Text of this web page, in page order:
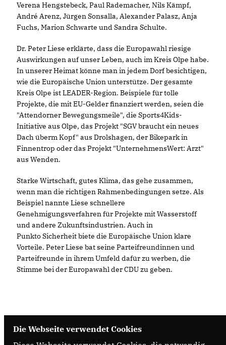
Verena Hengstebeck, Paul Rademacher, Nils Kämpf,
André Arenz, Jürgen Sonsalla, Alexander Palasz, Anja
Fuchs, Marion Schwarte und Sandra Schulte.
Dr. Peter Liese erklärte, dass die Europawahl riesige
Auswirkungen auf unser Leben, auch im Kreis Olpe habe.
In unserer Heimat könne man in jedem Dorf besichtigen,
wie die Europäische Union unterstütze. Der gesamte
Kreis Olpe ist LEADER-Region. Beispiele für tolle
Projekte, die mit EU-Gelder finanziert werden, seien die
"Attendorner Bewegungsmeile", die Sports4Kids-
Initiative aus Olpe, das Projekt "SGV braucht ein neues
Dach überm Kopf" aus Drolshagen, der Bikepark in
Finnentrop oder das Projekt "UnternehmensWert: Arzt"
aus Wenden.
Starke Wirtschaft, gutes Klima, das gehe zusammen,
wenn man die richtigen Rahmenbedingungen setze. Als
Beispiel nannte Liese schnellere
Genehmigungsverfahren für Projekte mit Wasserstoff
und andere Zukunftsindustrien. Auch in
Punkto Sicherheit biete die Europäische Union klare
Vorteile. Peter Liese bat seine Parteifreundinnen und
Parteifreunde in ihrem Umfeld dafür zu werben, die
Stimme bei der Europawahl der CDU zu geben.
Die Webseite verwendet Cookies